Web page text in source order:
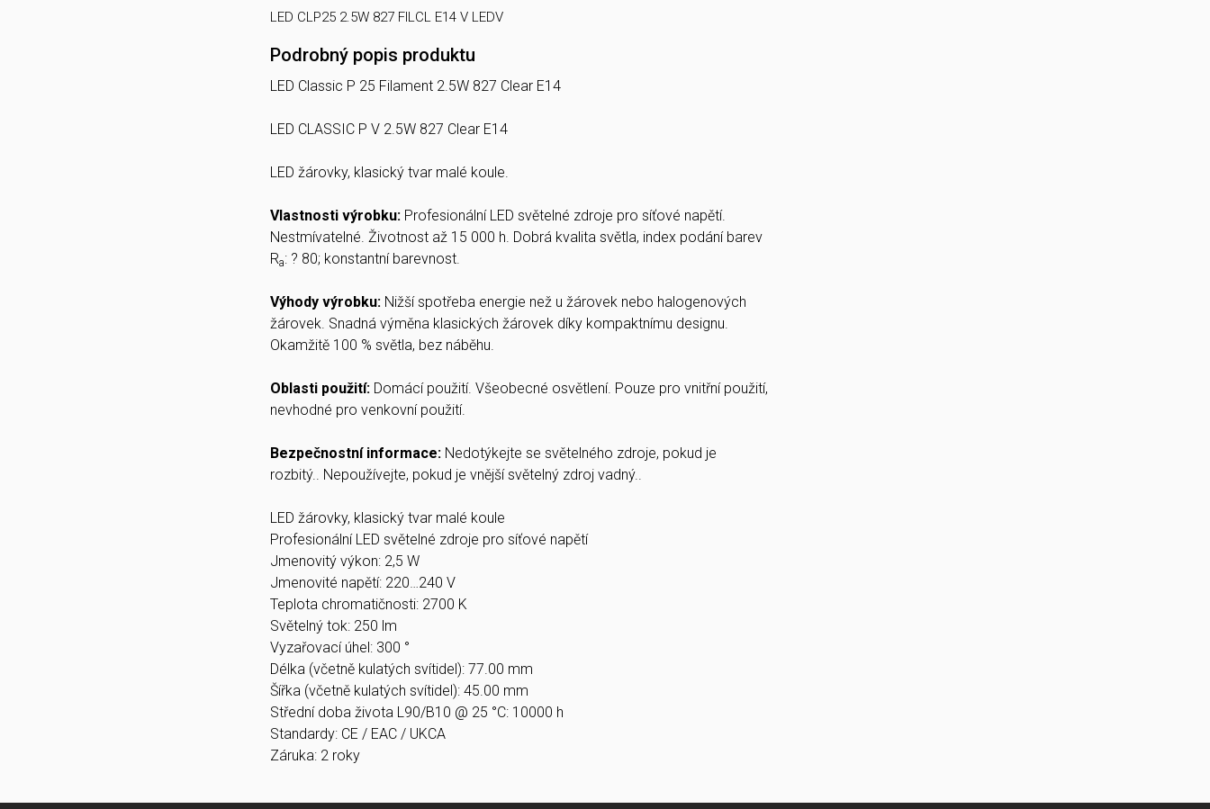
LED CLP25 2.5W 827 FILCL E14 V LEDV
Podrobný popis produktu
LED Classic P 25 Filament 2.5W 827 Clear E14
LED CLASSIC P V 2.5W 827 Clear E14
LED žárovky, klasický tvar malé koule.
Vlastnosti výrobku: Profesionální LED světelné zdroje pro síťové napětí.
Nestmívatelné. Životnost až 15 000 h. Dobrá kvalita světla, index podání barev
Ra: ? 80; konstantní barevnost.
Výhody výrobku: Nižší spotřeba energie než u žárovek nebo halogenových
žárovek. Snadná výměna klasických žárovek díky kompaktnímu designu.
Okamžitě 100 % světla, bez náběhu.
Oblasti použití: Domácí použití. Všeobecné osvětlení. Pouze pro vnitřní použití,
nevhodné pro venkovní použití.
Bezpečnostní informace: Nedotýkejte se světelného zdroje, pokud je
rozbitý.. Nepoužívejte, pokud je vnější světelný zdroj vadný..
LED žárovky, klasický tvar malé koule
Profesionální LED světelné zdroje pro síťové napětí
Jmenovitý výkon: 2,5 W
Jmenovité napětí: 220…240 V
Teplota chromatičnosti: 2700 K
Světelný tok: 250 lm
Vyzařovací úhel: 300 °
Délka (včetně kulatých svítidel): 77.00 mm
Šířka (včetně kulatých svítidel): 45.00 mm
Střední doba života L90/B10 @ 25 °C: 10000 h
Standardy: CE / EAC / UKCA
Záruka: 2 roky